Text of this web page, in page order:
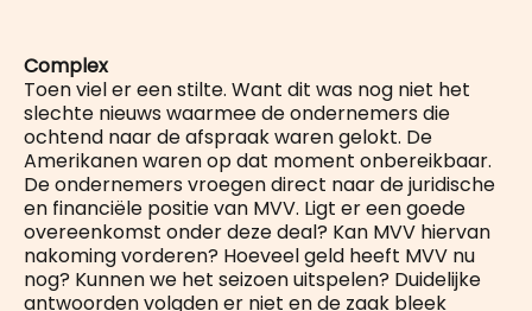
Complex
Toen viel er een stilte. Want dit was nog niet het
slechte nieuws waarmee de ondernemers die
ochtend naar de afspraak waren gelokt. De
Amerikanen waren op dat moment onbereikbaar.
De ondernemers vroegen direct naar de juridische
en financiële positie van MVV. Ligt er een goede
overeenkomst onder deze deal? Kan MVV hiervan
nakoming vorderen? Hoeveel geld heeft MVV nu
nog? Kunnen we het seizoen uitspelen? Duidelijke
antwoorden volgden er niet en de zaak bleek